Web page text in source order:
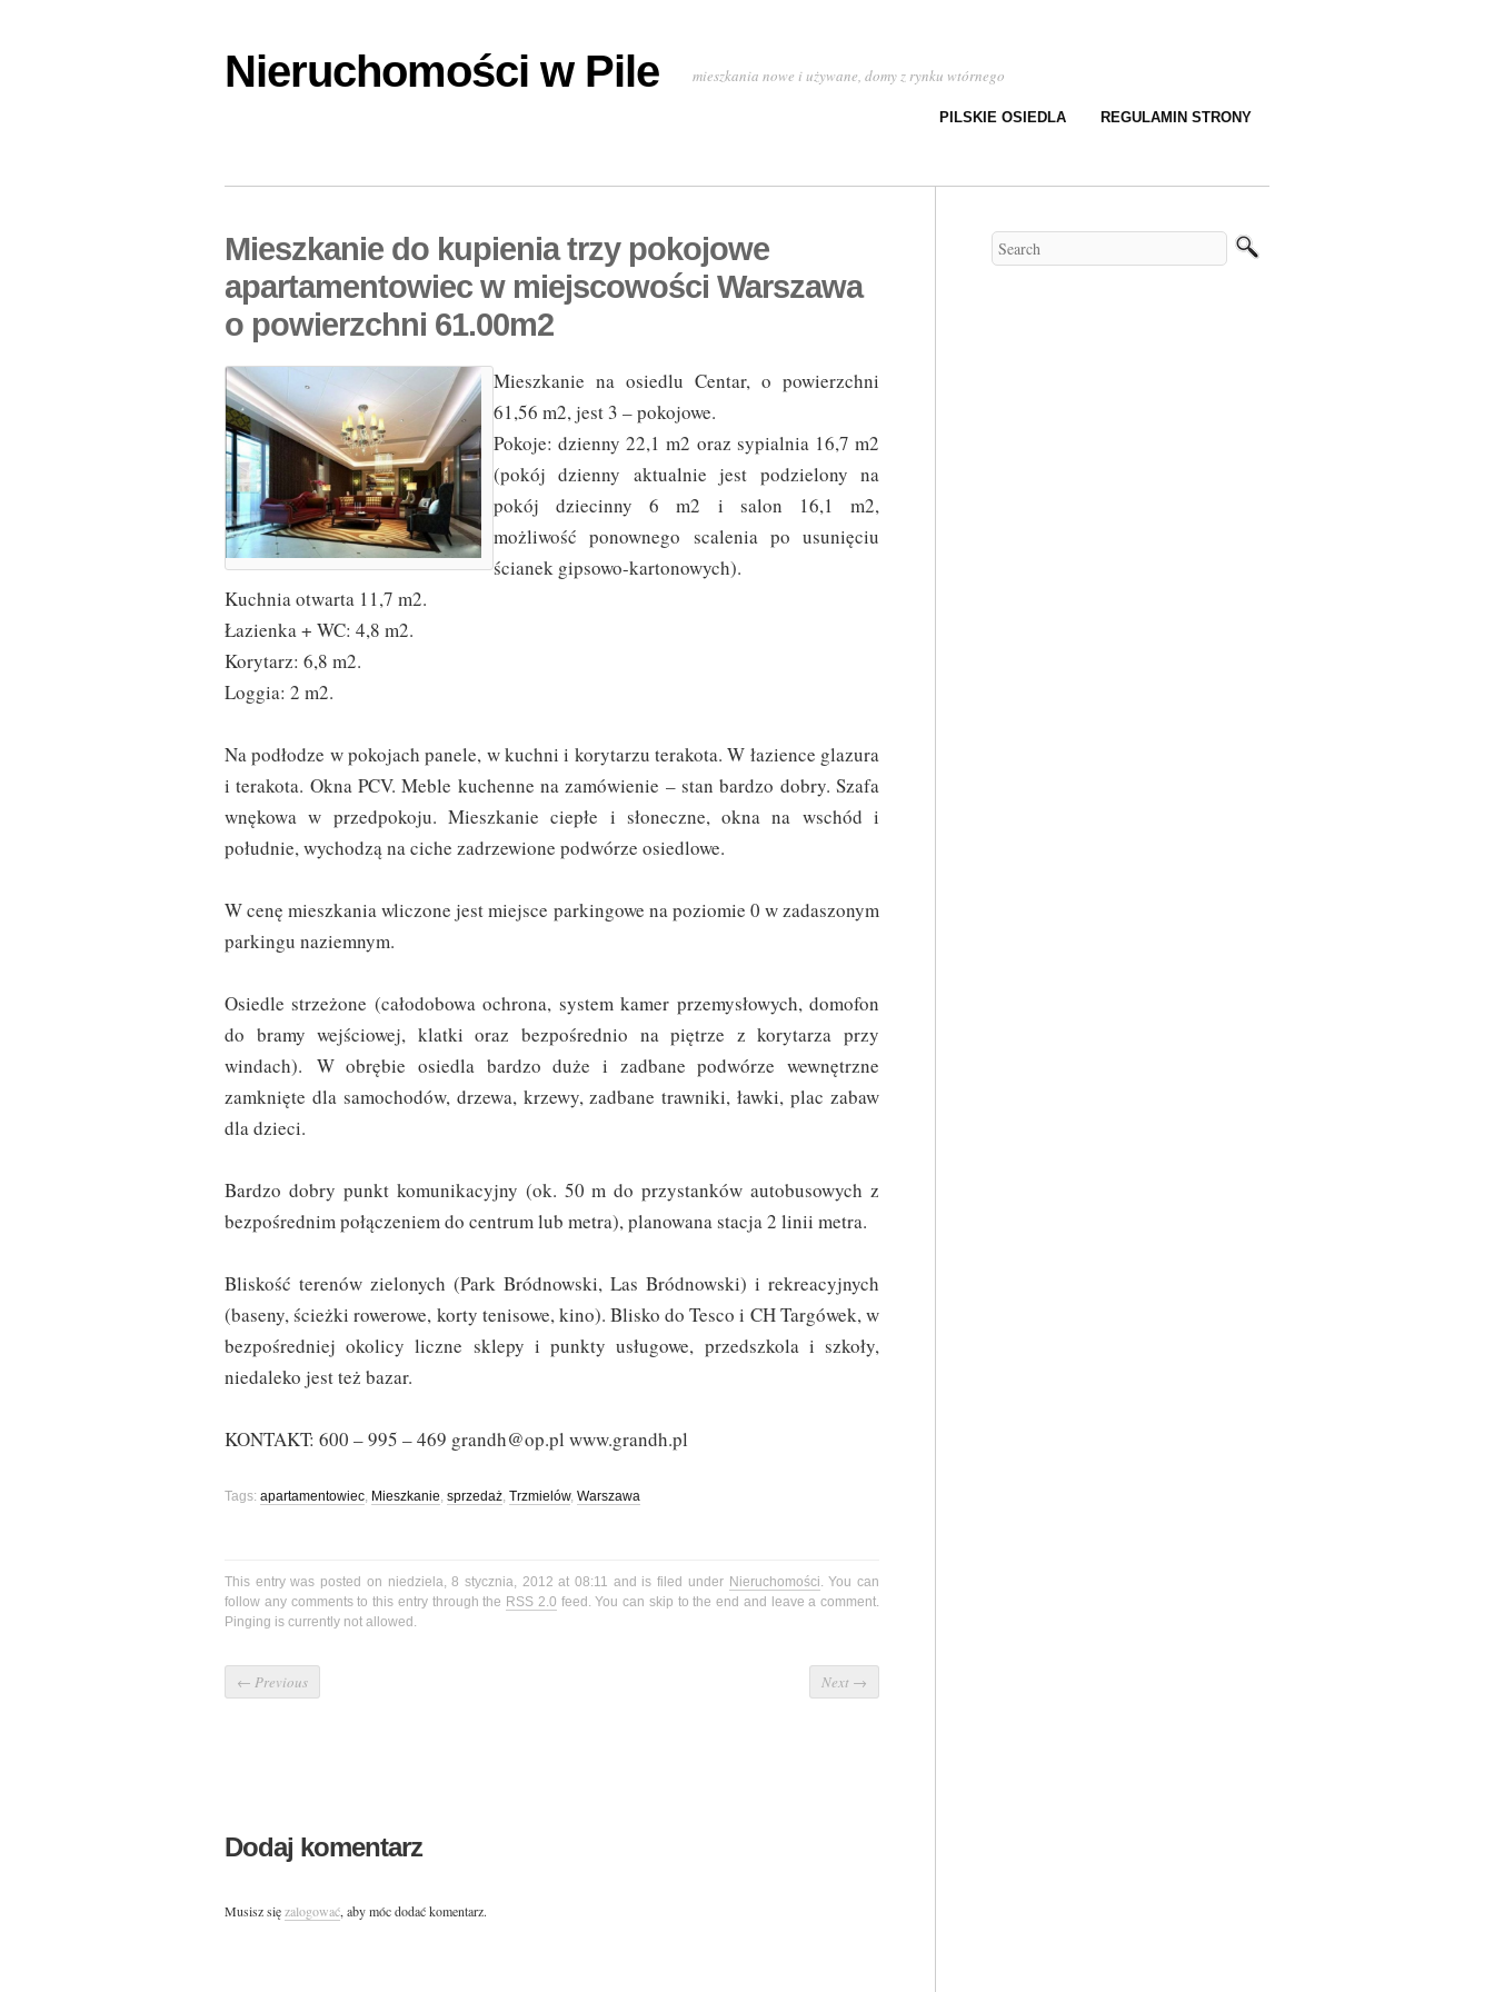
Nieruchomości w Pile mieszkania nowe i używane, domy z rynku wtórnego
PILSKIE OSIEDLA REGULAMIN STRONY
Mieszkanie do kupienia trzy pokojowe
apartamentowiec w miejscowości Warszawa
o powierzchni 61.00m2
Mieszkanie na osiedlu Centar, o powierzchni
61,56 m2, jest 3 – pokojowe.
Pokoje: dzienny 22,1 m2 oraz sypialnia 16,7 m2
(pokój dzienny aktualnie jest podzielony na
pokój dziecinny 6 m2 i salon 16,1 m2,
możliwość ponownego scalenia po usunięciu
ścianek gipsowo-kartonowych).
Kuchnia otwarta 11,7 m2.
Łazienka + WC: 4,8 m2.
Korytarz: 6,8 m2.
Loggia: 2 m2.
Na podłodze w pokojach panele, w kuchni i korytarzu terakota. W łazience glazura
i terakota. Okna PCV. Meble kuchenne na zamówienie – stan bardzo dobry. Szafa
wnękowa w przedpokoju. Mieszkanie ciepłe i słoneczne, okna na wschód i
południe, wychodzą na ciche zadrzewione podwórze osiedlowe.
W cenę mieszkania wliczone jest miejsce parkingowe na poziomie 0 w zadaszonym
parkingu naziemnym.
Osiedle strzeżone (całodobowa ochrona, system kamer przemysłowych, domofon
do bramy wejściowej, klatki oraz bezpośrednio na piętrze z korytarza przy
windach). W obrębie osiedla bardzo duże i zadbane podwórze wewnętrzne
zamknięte dla samochodów, drzewa, krzewy, zadbane trawniki, ławki, plac zabaw
dla dzieci.
Bardzo dobry punkt komunikacyjny (ok. 50 m do przystanków autobusowych z
bezpośrednim połączeniem do centrum lub metra), planowana stacja 2 linii metra.
Bliskość terenów zielonych (Park Bródnowski, Las Bródnowski) i rekreacyjnych
(baseny, ścieżki rowerowe, korty tenisowe, kino). Blisko do Tesco i CH Targówek, w
bezpośredniej okolicy liczne sklepy i punkty usługowe, przedszkola i szkoły,
niedaleko jest też bazar.
KONTAKT: 600 – 995 – 469 grandh@op.pl www.grandh.pl
Tags: apartamentowiec, Mieszkanie, sprzedaż, Trzmielów, Warszawa
This entry was posted on niedziela, 8 stycznia, 2012 at 08:11 and is filed under Nieruchomości. You can
follow any comments to this entry through the RSS 2.0 feed. You can skip to the end and leave a comment.
Pinging is currently not allowed.
← Previous Next →
Dodaj komentarz
Musisz sięzalogować, aby móc dodać komentarz.